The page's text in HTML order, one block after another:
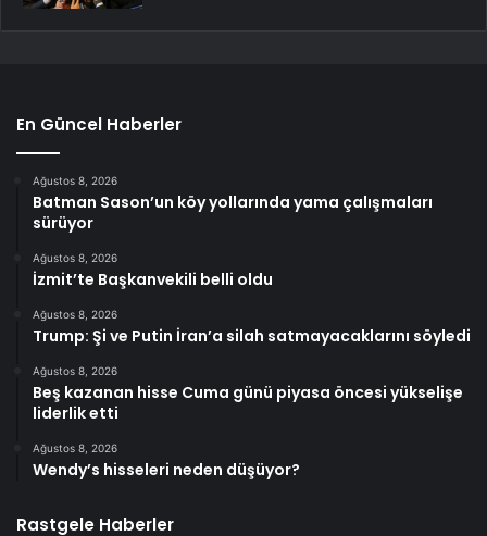
En Güncel Haberler
Ağustos 8, 2026
Batman Sason’un köy yollarında yama çalışmaları
sürüyor
Ağustos 8, 2026
İzmit’te Başkanvekili belli oldu
Ağustos 8, 2026
Trump: Şi ve Putin İran’a silah satmayacaklarını söyledi
Ağustos 8, 2026
Beş kazanan hisse Cuma günü piyasa öncesi yükselişe
liderlik etti
Ağustos 8, 2026
Wendy’s hisseleri neden düşüyor?
Rastgele Haberler